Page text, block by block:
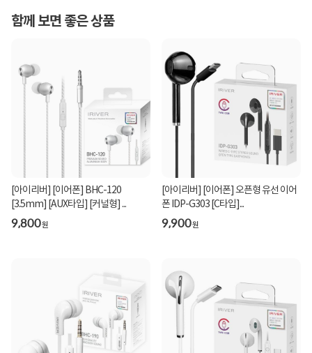
함께 보면 좋은 상품
[아이리버] [이어폰] BHC-120
[3.5mm] [AUX타입] [커널형] ...
9,800원
[아이리버] [이어폰] 오픈형 유선 이어
폰 IDP-G303 [C타입]...
9,900원